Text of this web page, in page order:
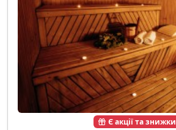
Є акції та знижки